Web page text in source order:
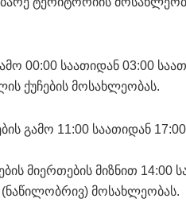
00:00 საათიდან 03:00
ქუჩების მოსახლეობას.
გამო 11:00 საათიდან
მიერთების მიზნით 14:00
(ნაწილობრივ) მოსახლეობას.